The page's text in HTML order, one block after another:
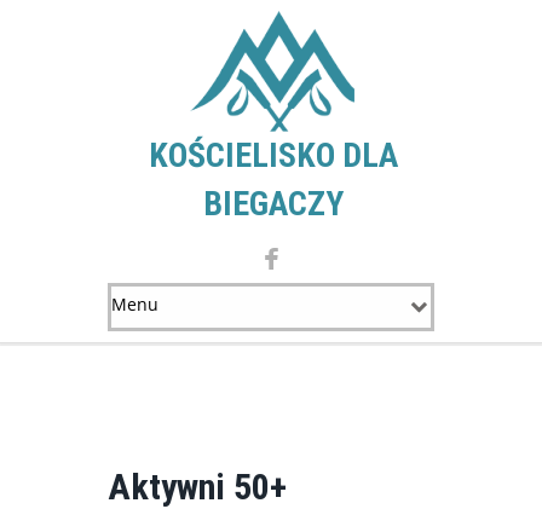
KOŚCIELISKO DLA
BIEGACZY
Aktywni 50+